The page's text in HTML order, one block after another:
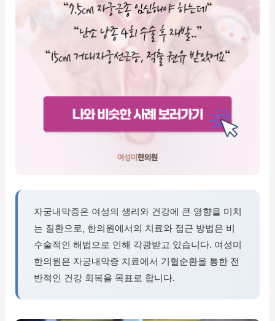
자궁내막증은 여성의 생리와 건강에 큰 영향을 미치
는 질환으로, 한의원에서의 치료와 접근 방법은 비
수술적인 해법으로 인해 각광받고 있습니다. 여성미
한의원은 자궁내막증 치료에서 기혈순환을 통한 전
반적인 건강 회복을 목표로 합니다.